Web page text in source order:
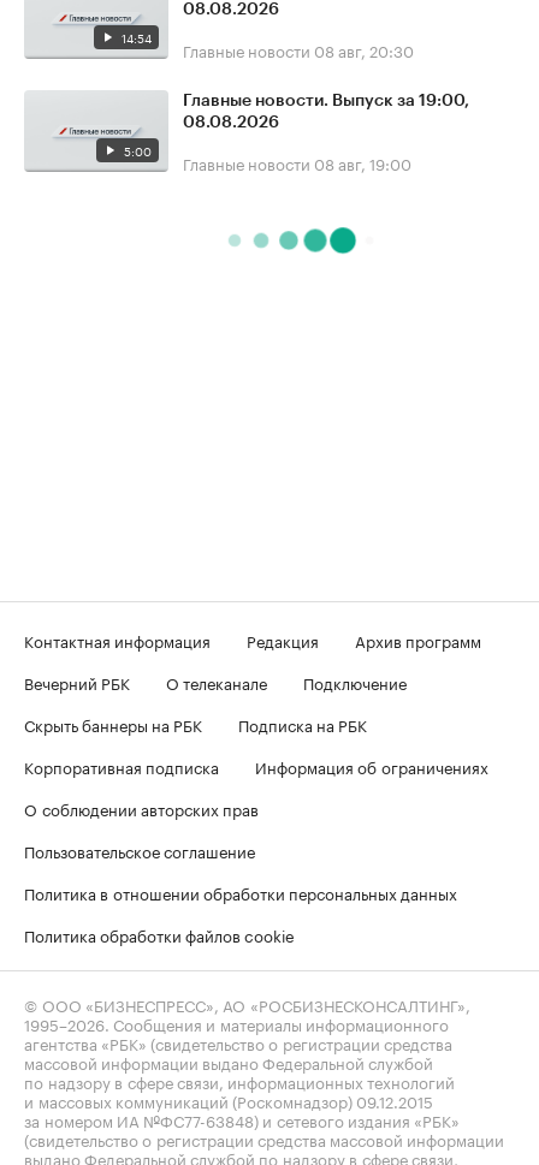
14:54
08.08.2026
Главные новости 08 авг, 20:30
5:00
Главные новости. Выпуск за 19:00,
08.08.2026
Главные новости 08 авг, 19:00
Контактная информация Редакция
Архив программ
Вечерний РБК
О телеканале
Подключение
Скрыть баннеры на РБК
Подписка на РБК
Корпоративная подписка
Информация об ограничениях
О соблюдении авторских прав
Пользовательское соглашение
Политика в отношении обработки персональных данных
Политика обработки файлов cookie
© ООО «БИЗНЕСПРЕСС», АО «РОСБИЗНЕСКОНСАЛТИНГ»,
1995–2026 . Сообщения и материалы информационного
агентства «РБК» (свидетельство о регистрации средства
массовой информации выдано Федеральной службой
по надзору в сфере связи, информационных технологий
и массовых коммуникаций (Роскомнадзор) 09.12.2015
за номером ИА №ФС77-63848) и сетевого издания «РБК»
(свидетельство о регистрации средства массовой информации
выдано Федеральной службой по надзору в сфере связи,